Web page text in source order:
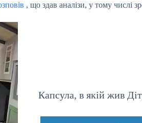
, що здав аналізи, у тому числі
Капсула, в якій жив